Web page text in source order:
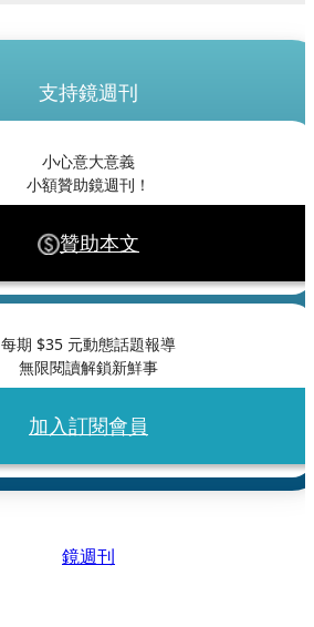
支持鏡週刊
小心意大意義
小額贊助鏡週刊！
贊助本文
每期 $35 元動態話題報導
無限閱讀解鎖新鮮事
加入訂閱會員
鏡週刊